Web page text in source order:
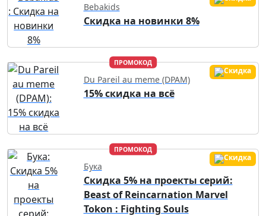
Bebakids
Скидка на новинки 8%
ПРОМОКОД
Du Pareil au meme (DPAM)
15% скидка на всё
ПРОМОКОД
Бука
Скидка 5% на проекты серий:
Beast of Reincarnation Marvel
Tokon : Fighting Souls